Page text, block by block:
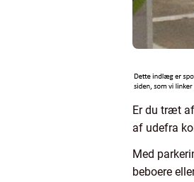
Er du træt
af udefra
Med
beboere